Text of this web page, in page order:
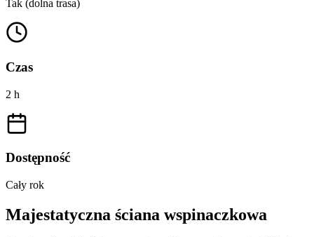
Tak (dolna trasa)
Czas
2 h
Dostępność
Cały rok
Majestatyczna ściana wspinaczkowa